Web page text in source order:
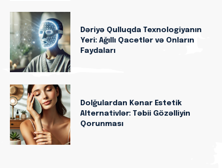
Dəriyə Qulluqda Texnologiyanın
Yeri: Ağıllı Qacetlər və Onların
Faydaları
Dolğulardan Kənar Estetik
Alternativlər: Təbii Gözəlliyin
Qorunması